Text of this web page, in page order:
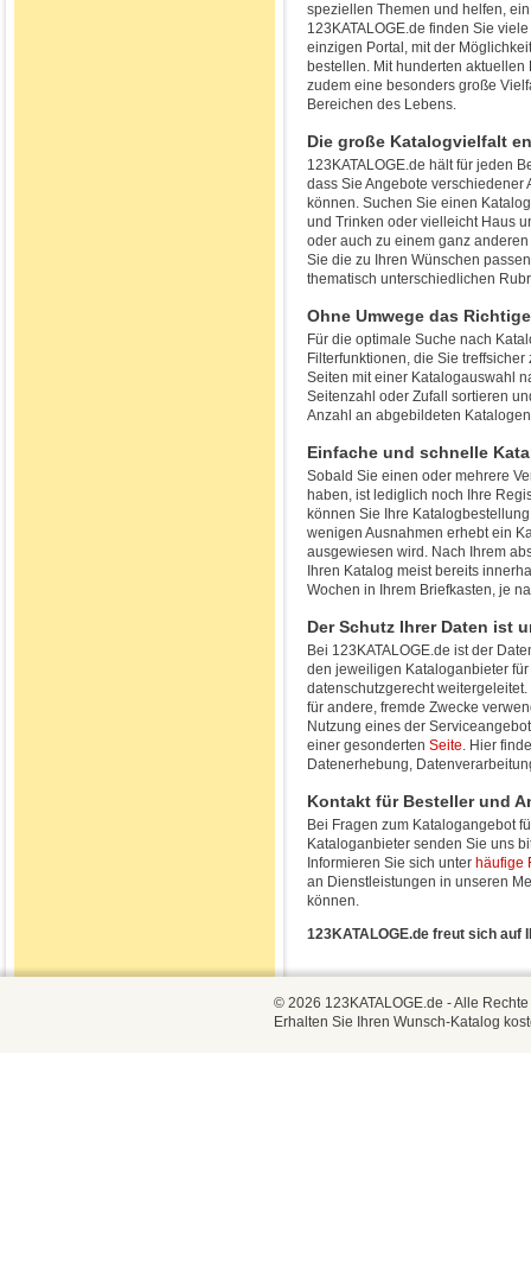
speziellen Themen und helfen,
123KATALOGE.de finden Sie
einzigen Portal, mit der
bestellen. Mit hunderten
zudem eine besonders große
Bereichen des Lebens.
Die große Katalogvielfalt
123KATALOGE.de hält für jeden
dass Sie Angebote
können. Suchen Sie einen
und Trinken oder vielleicht Haus
oder auch zu einem ganz
Sie die zu Ihren Wünschen
thematisch unterschiedlichen
Ohne Umwege das
Für die optimale Suche nach
Filterfunktionen, die Sie
Seiten mit einer Katalogauswahl
Seitenzahl oder Zufall sortieren
Anzahl an abgebildeten
Einfache und schnelle
Sobald Sie einen oder mehrere
haben, ist lediglich noch Ihre
können Sie Ihre
wenigen Ausnahmen erhebt ein
ausgewiesen wird. Nach Ihrem
Ihren Katalog meist bereits
Wochen in Ihrem Briefkasten, je
Der Schutz Ihrer Daten ist
Bei 123KATALOGE.de ist der
den jeweiligen Kataloganbieter
datenschutzgerecht
für andere, fremde Zwecke
Nutzung eines der
einer gesonderten Seite. Hier
Datenerhebung,
Kontakt für Besteller und
Bei Fragen zum Katalogangebot
Kataloganbieter senden Sie uns
Informieren Sie sich unter häufige
an Dienstleistungen in unseren
können.
123KATALOGE.de freut sich auf
© 2026 123KATALOGE.de - Alle
Erhalten Sie Ihren Wunsch-Katalog